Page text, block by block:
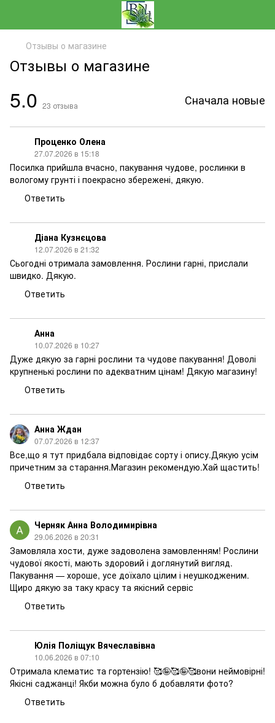
Отзывы о магазине
Отзывы о магазине
5.0 23 отзыва Сначала новые
Проценко Олена
27.07.2026 в 15:18
Посилка прийшла вчасно, пакування чудове, рослинки в
вологому грунті і поекрасно збережені, дякую.
Ответить
Діана Кузнєцова
12.07.2026 в 21:32
Сьогодні отримала замовлення. Рослини гарні, прислали
швидко. Дякую.
Ответить
Анна
10.07.2026 в 10:27
Дуже дякую за гарні рослини та чудове пакування! Доволі
крупненькі рослини по адекватним цінам! Дякую магазину!
Ответить
Анна Ждан
07.07.2026 в 12:37
Все,що я тут придбала відповідає сорту і опису.Дякую усім
причетним за старання.Магазин рекомендую.Хай щастить!
Ответить
Черняк Анна Володимирівна
29.06.2026 в 20:31
Замовляла хости, дуже задоволена замовленням! Рослини
чудової якості, мають здоровий і доглянутий вигляд.
Пакування — хороше, усе доїхало цілим і неушкодженим.
Щиро дякую за таку красу та якісний сервіс
Ответить
Юлія Поліщук Вячеславівна
10.06.2026 в 07:10
Отримала клематис та гортензію! 🥰🤪🥰🤪🥰вони неймовірні!
Якісні саджанці! Якби можна було б добавляти фото?
Ответить